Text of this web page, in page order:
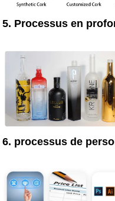
5. Processus en
6. processus de